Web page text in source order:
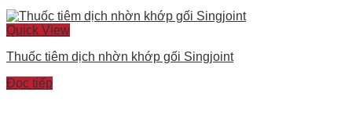
Quick View
Thuốc tiêm dịch nhờn khớp gối Singjoint
Đọc tiếp